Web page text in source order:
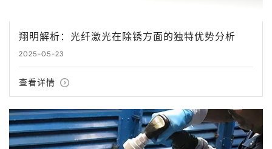
翔明解析：光纤激光在除锈方面的独特优势分析
2025-05-23
查看详情